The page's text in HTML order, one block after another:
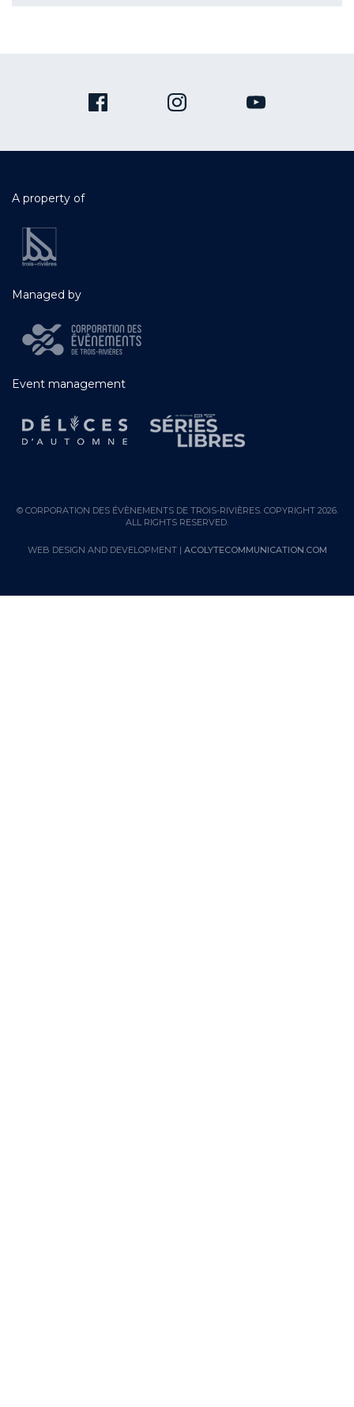
A property of
Managed by
Event management
© CORPORATION DES ÉVÈNEMENTS DE TROIS-RIVIÈRES. COPYRIGHT 2026.
ALL RIGHTS RESERVED.
WEB DESIGN AND DEVELOPMENT | ACOLYTECOMMUNICATION.COM